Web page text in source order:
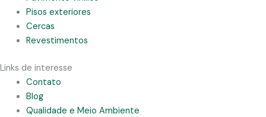
Pisos exteriores
Cercas
Revestimentos
Links de interesse
Contato
Blog
Qualidade e Meio Ambiente